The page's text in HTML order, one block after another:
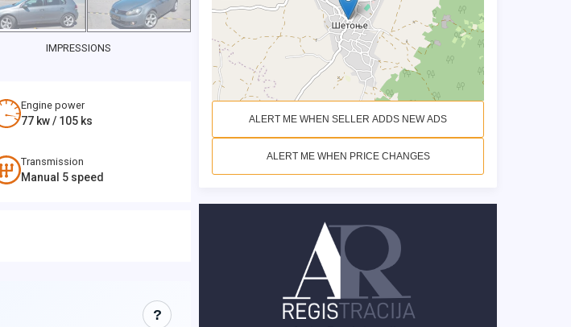
IMPRESSIONS
Engine power
77 kw / 105 ks
Transmission
Manual 5 speed
?
ALERT ME WHEN SELLER ADDS NEW ADS
ALERT ME WHEN PRICE CHANGES